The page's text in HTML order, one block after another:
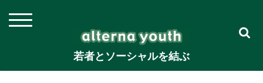
若者とソーシャルを結ぶ